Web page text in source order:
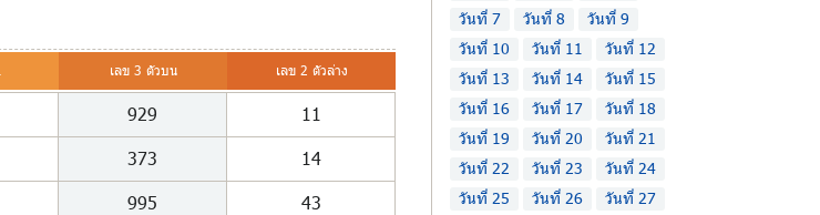
เลข 3 ตัวบน เลข 2 ตัวล่าง
929
11
373
14
995
43
วันที่ 7
วันที่ 8
วันที่ 9
วันที่ 10
วันที่ 11
วันที่ 12
วันที่ 13
วันที่ 14
วันที่ 15
วันที่ 16
วันที่ 17
วันที่ 18
วันที่ 19
วันที่ 20
วันที่ 21
วันที่ 22
วันที่ 23
วันที่ 24
วันที่ 25
วันที่ 26
วันที่ 27